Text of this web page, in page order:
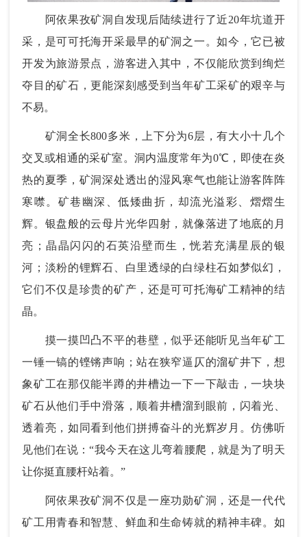
阿依果孜矿洞自发现后陆续进行了近20年坑道开
采，是可可托海开采最早的矿洞之一。如今，它已被
开发为旅游景点，游客进入其中，不仅能欣赏到绚烂
夺目的矿石，更能深刻感受到当年矿工采矿的艰辛与
不易。
矿洞全长800多米，上下分为6层，有大小十几个
交叉或相通的采矿室。洞内温度常年为0℃，即使在炎
热的夏季，矿洞深处透出的湿风寒气也能让游客阵阵
寒噤。矿巷幽深、低矮曲折，却流光溢彩、熠熠生
辉。银盘般的云母片光华四射，就像落进了地底的月
亮；晶晶闪闪的石英沿壁而生，恍若充满星辰的银
河；淡粉的锂辉石、白里透绿的白绿柱石如梦似幻，
它们不仅是珍贵的矿产，还是可可托海矿工精神的结
晶。
摸一摸凹凸不平的巷壁，似乎还能听见当年矿工
一锤一镐的铿锵声响；站在狭窄逼仄的溜矿井下，想
象矿工在那仅能半蹲的井槽边一下一下敲击，一块块
矿石从他们手中滑落，顺着井槽溜到眼前，闪着光、
透着亮，如同看到他们拼搏奋斗的光辉岁月。仿佛听
见他们在说：“我今天在这儿弯着腰爬，就是为了明天
让你挺直腰杆站着。”
阿依果孜矿洞不仅是一座功勋矿洞，还是一代代
矿工用青春和智慧、鲜血和生命铸就的精神丰碑。如